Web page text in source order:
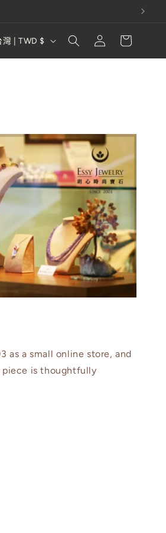
台灣 | TWD $
登
入
物
as a small online store, and
piece is thoughtfully